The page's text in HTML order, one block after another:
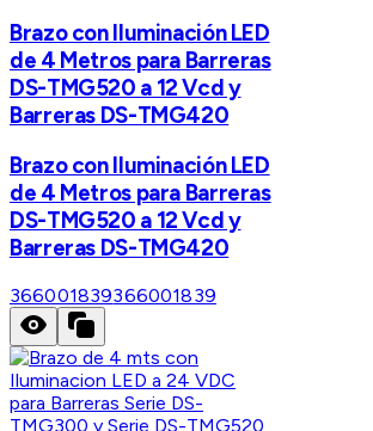
Brazo con Iluminación LED
de 4 Metros para Barreras
DS-TMG520 a 12 Vcd y
Barreras DS-TMG420
Brazo con Iluminación LED
de 4 Metros para Barreras
DS-TMG520 a 12 Vcd y
Barreras DS-TMG420
366001839366001839